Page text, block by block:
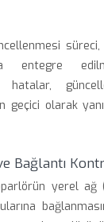
entegre
hatalar,
geçici olarak
Bağlantı
yerel ağ